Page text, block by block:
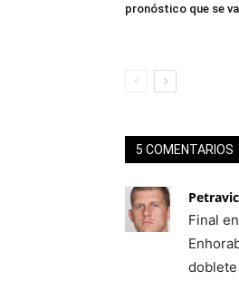
pronóstico que se
5 COMENTARIOS
Final